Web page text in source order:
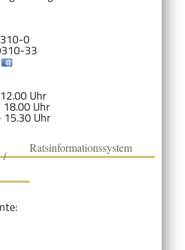
0
33
Uhr
Uhr
Uhr
/
Ratsinformationssystem